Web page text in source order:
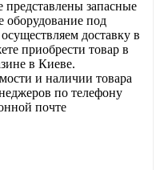
представлены запасные
оборудование под
доставку в
приобрести товар в
в Киеве.
и наличии товара
по телефону
почте